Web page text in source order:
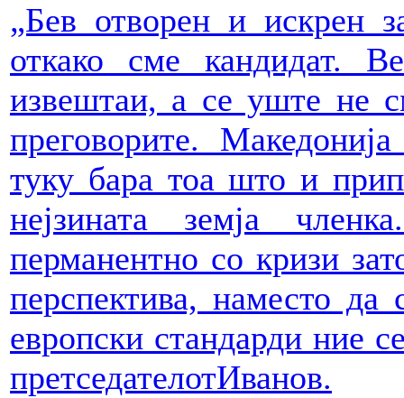
„Бев отворен и искрен
откако сме кандидат.
извештаи, а се уште не
преговорите.
туку бара тоа што и
нејзината земја
перманентно со кризи
перспектива, наместо
европски стандарди ние
претседателотИванов.